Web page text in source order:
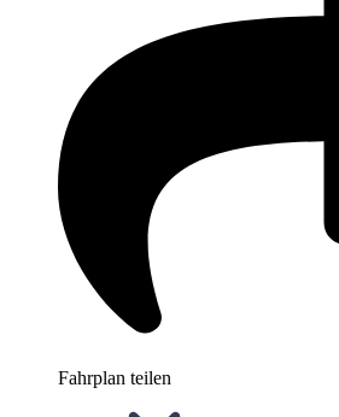
Fahrplan teilen